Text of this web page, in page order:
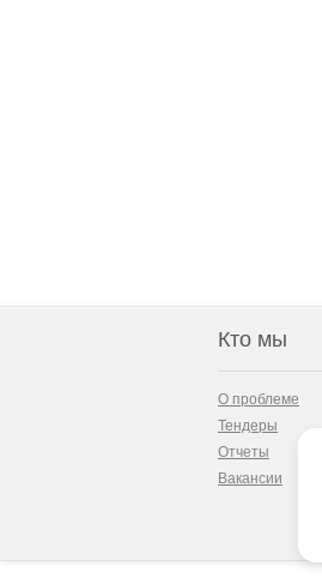
Кто мы
О проблеме
Тендеры
Отчеты
Вакансии